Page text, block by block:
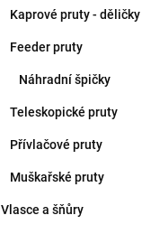
Kaprové pruty - děličky
Feeder pruty
Náhradní špičky
Teleskopické pruty
Přívlačové pruty
Muškařské pruty
Vlasce a šňůry